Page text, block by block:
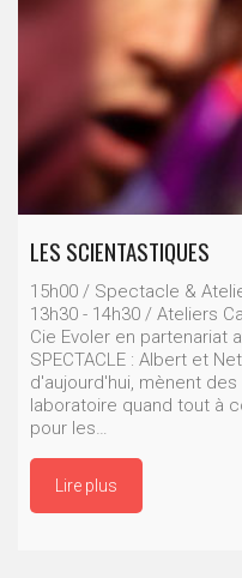
LES SCIENTASTIQUES
15h00 / Spectacle &
13h30 - 14h30 / Ateliers
Cie Evoler en
SPECTACLE : Albert et
d'aujourd'hui, mènent
laboratoire quand tout à
pour les…
Lire plus